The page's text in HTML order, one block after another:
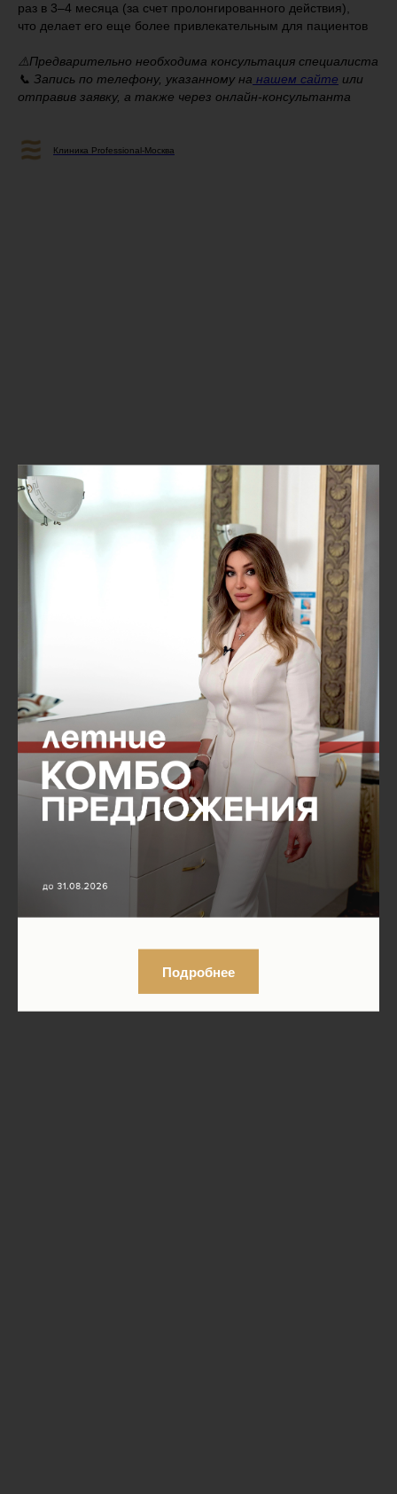
раз в 3–4 месяца (за счет пролонгированного действия),
что делает его еще более привлекательным для пациентов
⚠️Предварительно необходима консультация специалиста
📞 Запись по телефону, указанному на нашем сайте или
отправив заявку, а также через онлайн-консультанта
Клиника Professional-Москва
Подробнее